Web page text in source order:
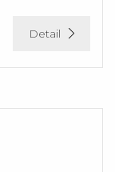
Detail